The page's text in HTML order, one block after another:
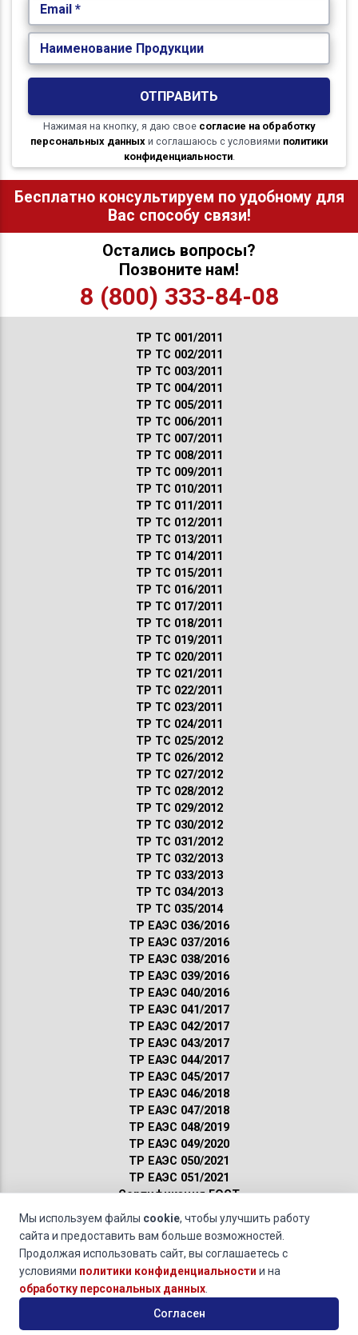
Email *
Наименование Продукции
ОТПРАВИТЬ
Нажимая на кнопку, я даю свое согласие на обработку
персональных данных и соглашаюсь с условиями политики
конфиденциальности.
Бесплатно консультируем по удобному для
Вас способу связи!
Остались вопросы?
Позвоните нам!
8 (800) 333-84-08
ТР ТС 001/2011
ТР ТС 002/2011
ТР ТС 003/2011
ТР ТС 004/2011
ТР ТС 005/2011
ТР ТС 006/2011
ТР ТС 007/2011
ТР ТС 008/2011
ТР ТС 009/2011
ТР ТС 010/2011
ТР ТС 011/2011
ТР ТС 012/2011
ТР ТС 013/2011
ТР ТС 014/2011
ТР ТС 015/2011
ТР ТС 016/2011
ТР ТС 017/2011
ТР ТС 018/2011
ТР ТС 019/2011
ТР ТС 020/2011
ТР ТС 021/2011
ТР ТС 022/2011
ТР ТС 023/2011
ТР ТС 024/2011
ТР ТС 025/2012
ТР ТС 026/2012
ТР ТС 027/2012
ТР ТС 028/2012
ТР ТС 029/2012
ТР ТС 030/2012
ТР ТС 031/2012
ТР ТС 032/2013
ТР ТС 033/2013
ТР ТС 034/2013
ТР ТС 035/2014
ТР ЕАЭС 036/2016
ТР ЕАЭС 037/2016
ТР ЕАЭС 038/2016
ТР ЕАЭС 039/2016
ТР ЕАЭС 040/2016
ТР ЕАЭС 041/2017
ТР ЕАЭС 042/2017
ТР ЕАЭС 043/2017
ТР ЕАЭС 044/2017
ТР ЕАЭС 045/2017
ТР ЕАЭС 046/2018
ТР ЕАЭС 047/2018
ТР ЕАЭС 048/2019
ТР ЕАЭС 049/2020
ТР ЕАЭС 050/2021
ТР ЕАЭС 051/2021
Сертификация ГОСТ
Санитарные нормы
Пожарные нормы
Вопросы от клиентов »
Какая схема подтверждения соответствия должна
© 2011-2026 · Обращаясь к нам, вы даете своесогласие на
обработку персональных данных
условиямиполитики конфиденциальности.
Мы используем файлы cookie, чтобы улучшить работу
сайта и предоставить вам больше возможностей.
Продолжая использовать сайт, вы соглашаетесь с
условиями политики конфиденциальности и на
обработку персональных данных
Согласен